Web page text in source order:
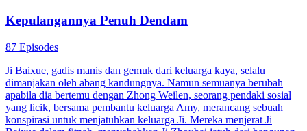
Kepulangannya Penuh Dendam
87 Episodes
Ji Baixue, gadis manis dan gemuk dari keluarga kaya, selalu
dimanjakan oleh abang kandungnya. Namun semuanya berubah
apabila dia bertemu dengan Zhong Weilen, seorang pendaki sosial
yang licik, bersama pembantu keluarga Amy, merancang sebuah
konspirasi untuk menjatuhkan keluarga Ji. Mereka menjerat Ji